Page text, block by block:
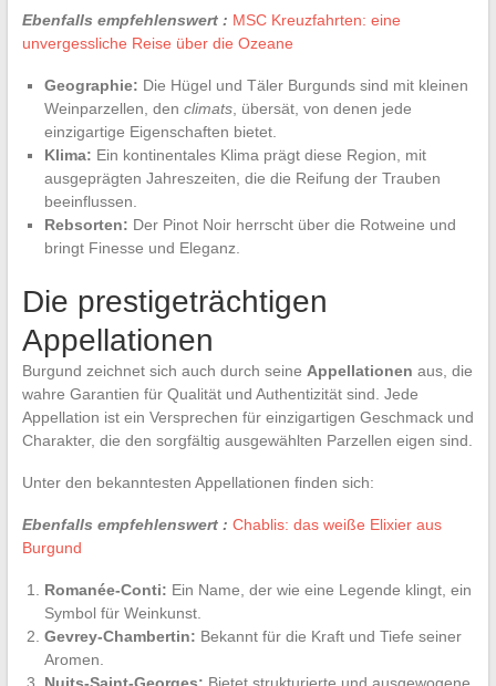
Ebenfalls empfehlenswert : MSC Kreuzfahrten: eine
unvergessliche Reise über die Ozeane
Geographie: Die Hügel und Täler Burgunds sind mit kleinen
Weinparzellen, den climats, übersät, von denen jede
einzigartige Eigenschaften bietet.
Klima: Ein kontinentales Klima prägt diese Region, mit
ausgeprägten Jahreszeiten, die die Reifung der Trauben
beeinflussen.
Rebsorten: Der Pinot Noir herrscht über die Rotweine und
bringt Finesse und Eleganz.
Die prestigeträchtigen
Appellationen
Burgund zeichnet sich auch durch seine Appellationen aus, die
wahre Garantien für Qualität und Authentizität sind. Jede
Appellation ist ein Versprechen für einzigartigen Geschmack und
Charakter, die den sorgfältig ausgewählten Parzellen eigen sind.
Unter den bekanntesten Appellationen finden sich:
Ebenfalls empfehlenswert : Chablis: das weiße Elixier aus
Burgund
Romanée-Conti: Ein Name, der wie eine Legende klingt, ein
Symbol für Weinkunst.
Gevrey-Chambertin: Bekannt für die Kraft und Tiefe seiner
Aromen.